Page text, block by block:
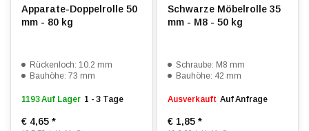
Apparate-Doppelrolle 50
mm - 80 kg
Rückenloch: 10.2 mm
Bauhöhe: 73 mm
1193 Auf Lager 1 - 3 Tage
€ 4,65 *
Schwarze Möbelrolle 35
mm - M8 - 50 kg
Schraube: M8 mm
Bauhöhe: 42 mm
Ausverkauft Auf Anfrage
€ 1,85 *